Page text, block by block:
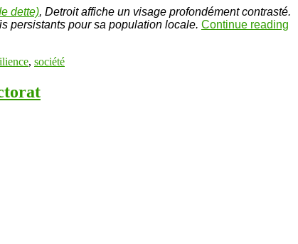
dette), Detroit affiche un visage profondément contrasté.
persistants pour sa population locale. Continue reading
, société